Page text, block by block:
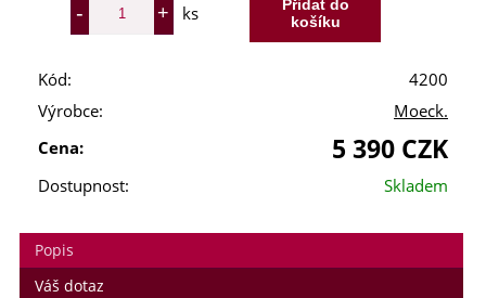
ks
Kód:
4200
Výrobce:
Moeck.
Cena:
5 390 CZK
Dostupnost: Skladem
Popis
Váš dotaz